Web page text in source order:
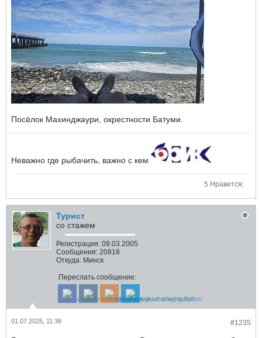
Посёлок Махинджаури, окрестности Батуми.
Неважно где рыбачить, важно с кем
5 Нравится:
Турист
со стажем
Регистрация: 09.03.2005
Сообщения: 20818
Откуда: Минск
Переслать сообщение:
#1235
01.07.2025, 11:38